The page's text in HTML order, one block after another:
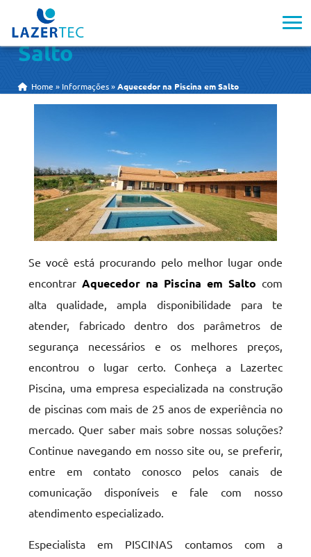
Aquecedor na Piscina em
Salto
Home » Informações »Aquecedor na Piscina em Salto
Se você está procurando pelo melhor lugar onde
encontrarAquecedor na Piscina em Salto com
alta qualidade, ampla disponibilidade para te
atender, fabricado dentro dos parâmetros de
segurança necessários e os melhores preços,
encontrou o lugar certo. Conheça a Lazertec
Piscina, uma empresa especializada na construção
de piscinas com mais de 25 anos de experiência no
mercado. Quer saber mais sobre nossas soluções?
Continue navegando em nosso site ou, se preferir,
entre em contato conosco pelos canais de
comunicação disponíveis e fale com nosso
atendimento especializado.
Especialista em PISCINAS contamos com a